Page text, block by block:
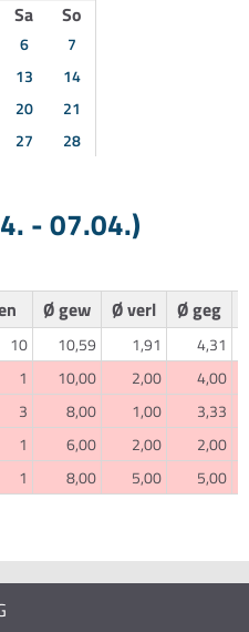
Sa So
6
7
13
14
20
21
27
28
- 07.04.)
Ø gew Ø verl Ø geg
10 10,59 1,91
4,31
1 10,00 2,00
4,00
3 8,00 1,00
3,33
1 6,00 2,00
2,00
1 8,00 5,00 5,00